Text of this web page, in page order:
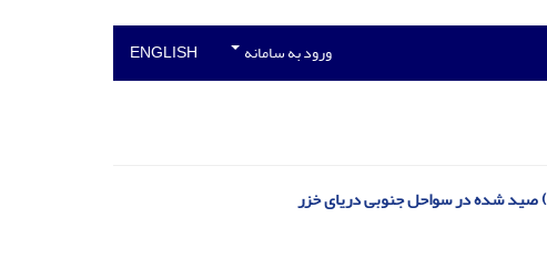
ورود به سامانه ENGLISH